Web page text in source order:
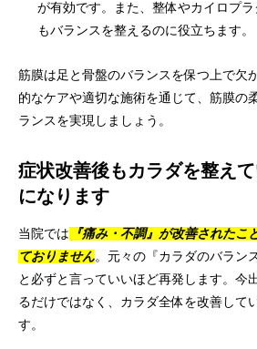
が有効です。また、整体やカイロプ
もバランスを整えるのに役立ちます。
筋膜は足と骨盤のバランスを保つ上で欠
的なケアや適切な施術を通じて、筋膜の
ランスを実現しましょう。
症状改善後もカラダを整え
になります
当院では 『痛み・不調』が改善されたこ
ておりません。元々の『カラダのバラン
と必ずと言っていいほど再発します。今
るだけではなく、カラダ全体を改善して
す。